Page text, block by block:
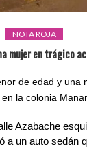
NOTA ROJA
mujer en trágico
de edad y una
la colonia
Azabache
a un auto sedán